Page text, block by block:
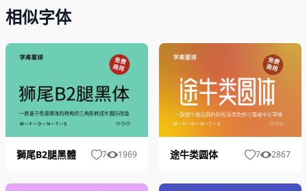
相似字体
獅尾B2腿黑體 7 1969 途牛类圆体 7 2867